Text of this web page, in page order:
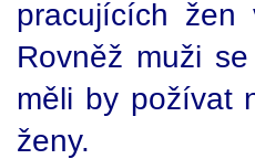
pracujících
Rovněž muži
měli by požívat
ženy.